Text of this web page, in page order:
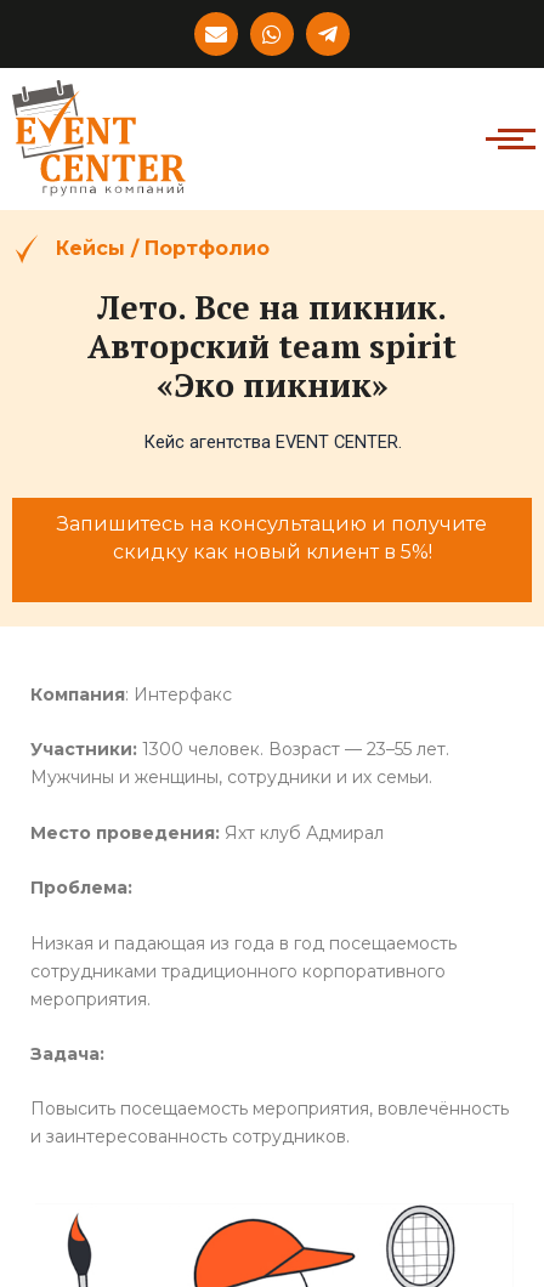
содержимому
E
n
v
W
h
a
T
e
l
p
e
Кейсы / Портфолио
Лето. Все на пикник.
Авторский team spirit
«Эко пикник»
Кейс агентства EVENT CENTER.
Запишитесь на консультацию и получите
скидку как новый клиент в 5%!
Компания: Интерфакс
Участники: 1300 человек. Возраст — 23–55 лет.
Мужчины и женщины, сотрудники и их семьи.
Место проведения: Яхт клуб Адмирал
Проблема:
Низкая и падающая из года в год посещаемость
сотрудниками традиционного корпоративного
мероприятия.
Задача:
Повысить посещаемость мероприятия, вовлечённость
и заинтересованность сотрудников.